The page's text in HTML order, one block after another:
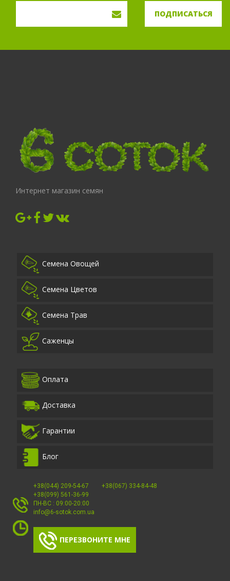
ПОДПИСАТЬСЯ
Интернет магазин семян
Семена Овощей
Семена Цветов
Семена Трав
Саженцы
Оплата
Доставка
Гарантии
Блог
+38(044) 209-54-67
+38(067) 334-84-48
+38(099) 561-36-99
ПН-ВС : 09:00-20:00
info@6-sotok.com.ua
ПЕРЕЗВОНИТЕ МНЕ